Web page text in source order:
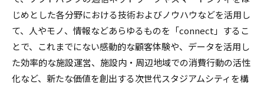
じめとした各分野における技術およびノウハウなどを活用し
て、人やモノ、情報などあらゆるものを「connect」するこ
とで、これまでにない感動的な顧客体験や、データを活用し
た効率的な施設運営、施設内・周辺地域での消費行動の活性
化など、新たな価値を創出する次世代スタジアムシティを構